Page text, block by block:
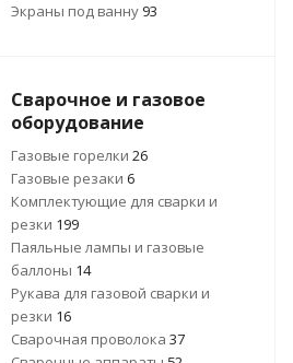
Экраны под ванну 93
Сварочное и газовое
оборудование
Газовые горелки 26
Газовые резаки 6
Комплектующие для сварки и
резки 199
Паяльные лампы и газовые
баллоны 14
Рукава для газовой сварки и
резки 16
Сварочная проволока 37